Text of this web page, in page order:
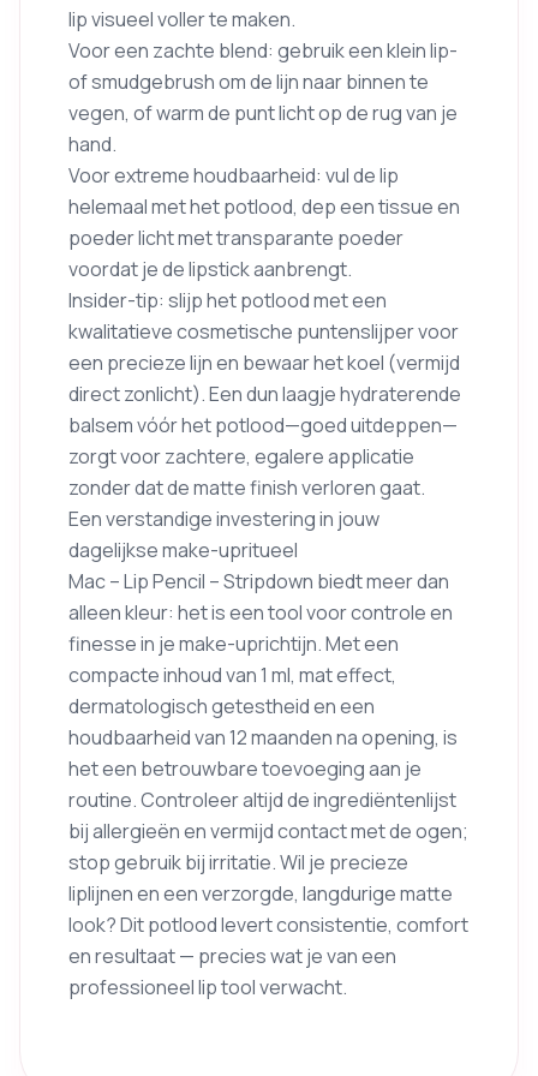
lip visueel voller te maken.
Voor een zachte blend: gebruik een klein lip-
of smudgebrush om de lijn naar binnen te
vegen, of warm de punt licht op de rug van je
hand.
Voor extreme houdbaarheid: vul de lip
helemaal met het potlood, dep een tissue en
poeder licht met transparante poeder
voordat je de lipstick aanbrengt.
Insider-tip: slijp het potlood met een
kwalitatieve cosmetische puntenslijper voor
een precieze lijn en bewaar het koel (vermijd
direct zonlicht). Een dun laagje hydraterende
balsem vóór het potlood—goed uitdeppen—
zorgt voor zachtere, egalere applicatie
zonder dat de matte finish verloren gaat.
Een verstandige investering in jouw
dagelijkse make-upritueel
Mac – Lip Pencil – Stripdown biedt meer dan
alleen kleur: het is een tool voor controle en
finesse in je make-uprichtijn. Met een
compacte inhoud van 1 ml, mat effect,
dermatologisch getestheid en een
houdbaarheid van 12 maanden na opening, is
het een betrouwbare toevoeging aan je
routine. Controleer altijd de ingrediëntenlijst
bij allergieën en vermijd contact met de ogen;
stop gebruik bij irritatie. Wil je precieze
liplijnen en een verzorgde, langdurige matte
look? Dit potlood levert consistentie, comfort
en resultaat — precies wat je van een
professioneel lip tool verwacht.